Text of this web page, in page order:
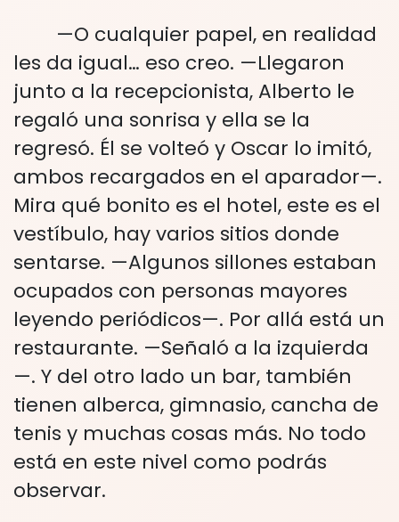
—O cualquier papel, en realidad
les da igual… eso creo. —Llegaron
junto a la recepcionista, Alberto le
regaló una sonrisa y ella se la
regresó. Él se volteó y Oscar lo imitó,
ambos recargados en el aparador—.
Mira qué bonito es el hotel, este es el
vestíbulo, hay varios sitios donde
sentarse. —Algunos sillones estaban
ocupados con personas mayores
leyendo periódicos—. Por allá está un
restaurante. —Señaló a la izquierda
—. Y del otro lado un bar, también
tienen alberca, gimnasio, cancha de
tenis y muchas cosas más. No todo
está en este nivel como podrás
observar.